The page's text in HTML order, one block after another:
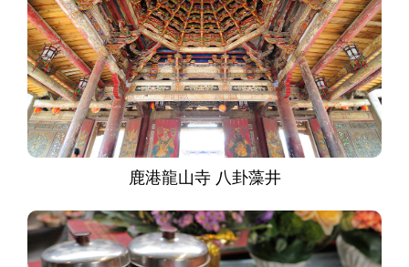
鹿港龍山寺 八卦藻井